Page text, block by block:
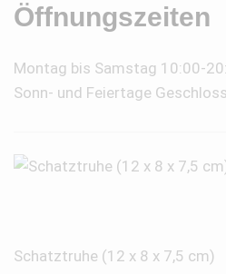
Öffnungszeiten
Montag bis Samstag 10:00-
Sonn- und Feiertage
Schatztruhe (12 x 8 x 7,5 cm)